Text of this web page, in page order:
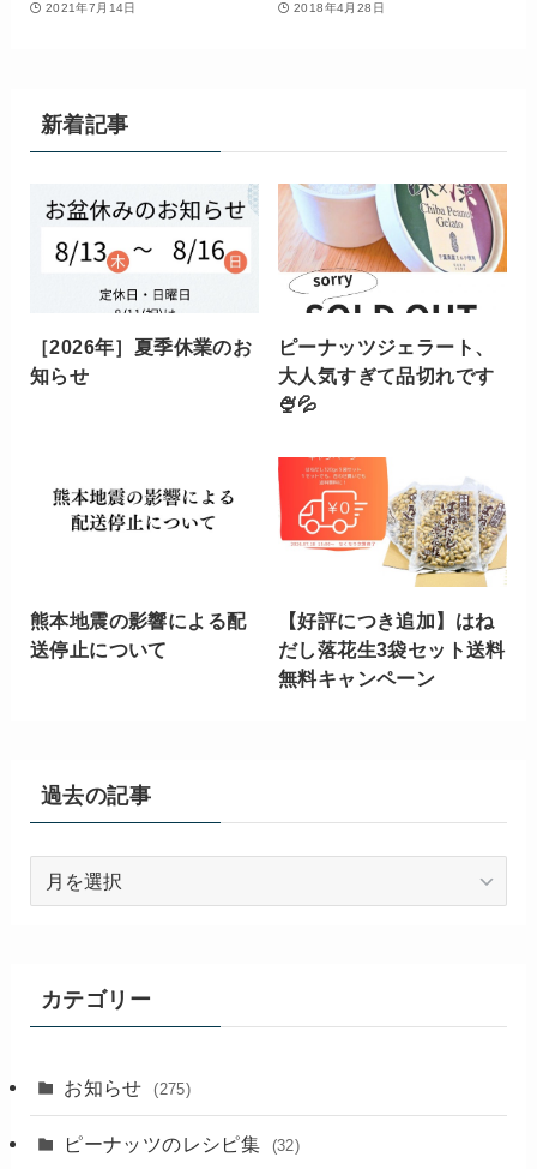
2021年7月14日 2018年4月28日
新着記事
［2026年］夏季休業のお
知らせ
ピーナッツジェラート、
大人気すぎて品切れです
🍨💦
熊本地震の影響による配
送停止について
【好評につき追加】はね
だし落花生3袋セット送料
無料キャンペーン
過去の記事
カテゴリー
お知らせ (275)
ピーナッツのレシピ集 (32)